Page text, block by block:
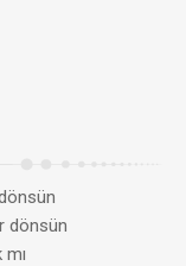
dönsün